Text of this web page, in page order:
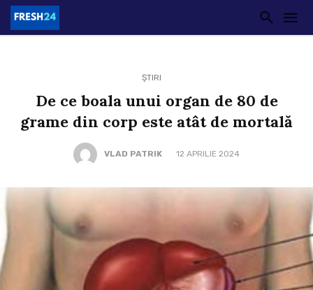
ȘTIRI
De ce boala unui organ de 80 de
grame din corp este atât de mortală
VLAD PATRIK 12 APRILIE 2024